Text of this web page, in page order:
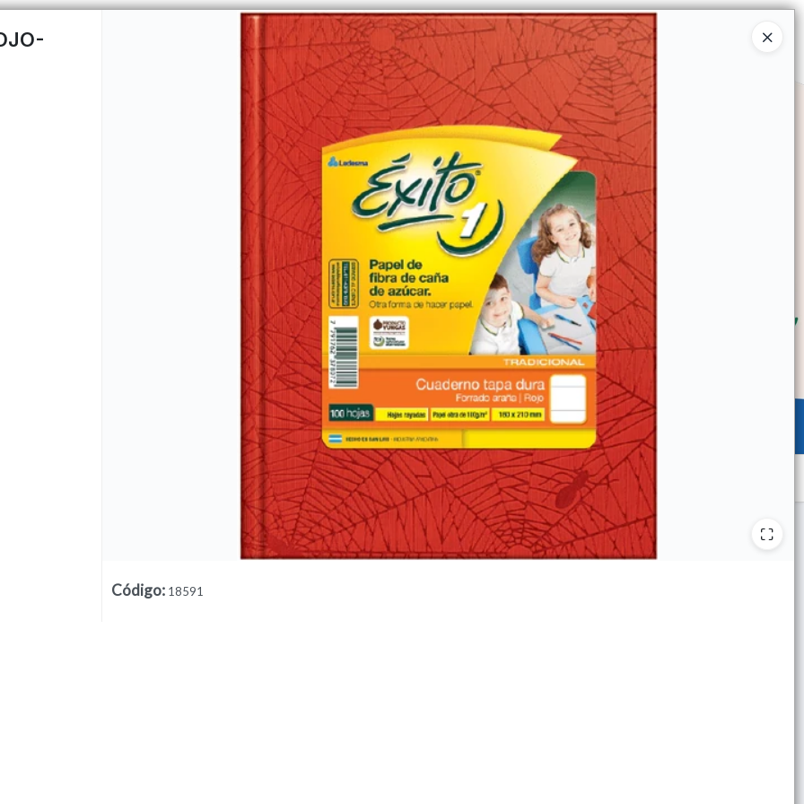
Código: 18591
Ingresar a la Tienda
CÓMO COMPRAR QUIÉNES SOMOS TIENDA MINORISTA CONTACTO